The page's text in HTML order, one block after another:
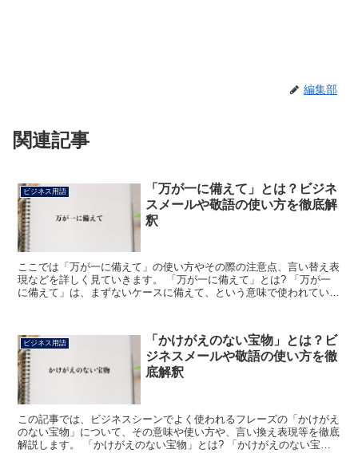
編集部
関連記事
ビジネス用語
「万が一に備えて」とは？ビジネ
スメールや敬語の使い方を徹底解
釈
ここでは「万が一に備えて」の使い方やその際の注意点、言い替え表
現などを詳しく見ていきます。 「万が一に備えて」とは? 「万が一
に備えて」は、まずないケースに備えて、という意味で使われていま
ビジネス用語
「かけがえのない宝物」とは？ビ
ジネスメールや敬語の使い方を徹
底解釈
この記事では、ビジネスシーンでよく使われるフレーズの「かけがえ
のない宝物」について、その意味や使い方や、言い換え表現等を徹底
解説します。 「かけがえのない宝物」とは? 「かけがえのない宝